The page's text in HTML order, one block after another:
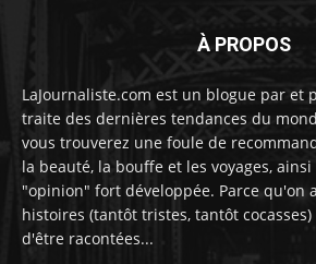
À PROPOS
LaJournaliste.com est un blogue par et
traite des dernières tendances du
vous trouverez une foule de
la beauté, la bouffe et les voyages,
"opinion" fort développée. Parce qu'on
histoires (tantôt tristes, tantôt
d'être racontées...